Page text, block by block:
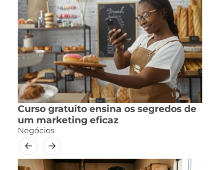
Curso gratuito ensina os segredos de
um marketing eficaz
Negócios